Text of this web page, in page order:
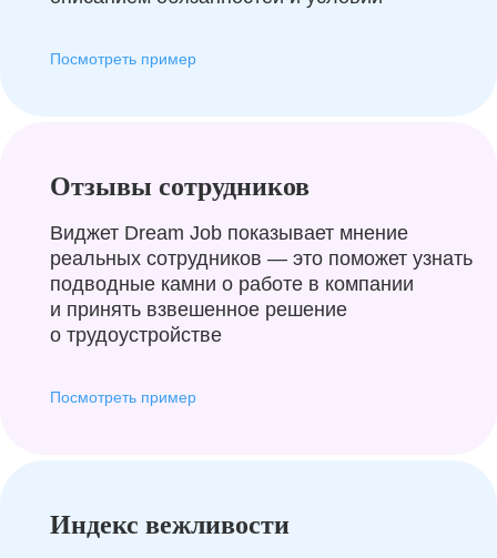
Посмотреть пример
Отзывы сотрудников
Виджет Dream Job показывает мнение
реальных сотрудников — это поможет узнать
подводные камни о работе в компании
и принять взвешенное решение
о трудоустройстве
Посмотреть пример
Индекс вежливости